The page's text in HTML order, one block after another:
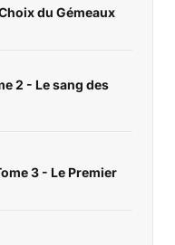
du Gémeaux
2 - Le sang des
3 - Le Premier